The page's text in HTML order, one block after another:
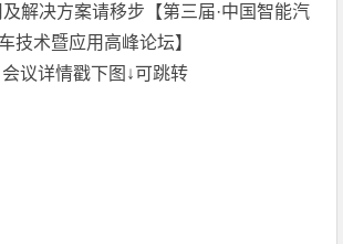
解决方案请移步【第三届·中国智能汽
车技术暨应用高峰论坛】
会议详情戳下图↓可跳转